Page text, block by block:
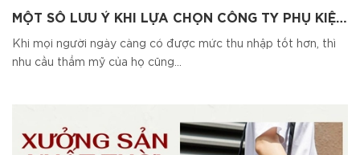
MỘT SỐ LƯU Ý KHI LỰA CHỌN CÔNG TY PHỤ KIỆN
Khi mọi người ngày càng có được mức thu nhập tốt hơn, thì
nhu cầu thẩm mỹ của họ cũng...